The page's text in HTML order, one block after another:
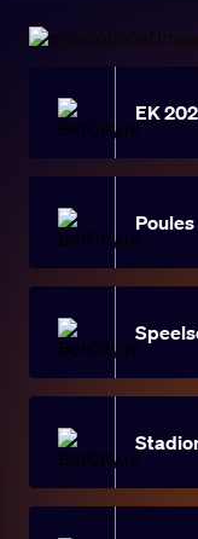
EK
Poules